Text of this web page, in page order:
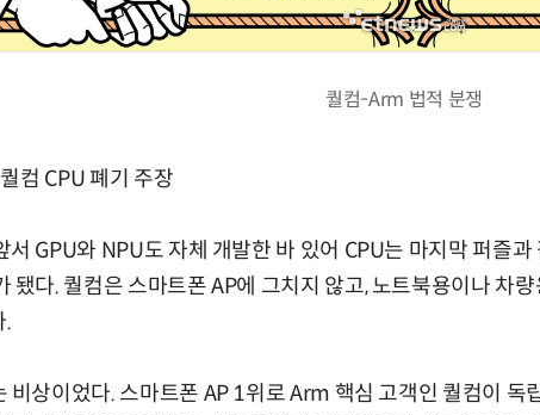
퀄컴-Arm 법적 분쟁
컴 CPU 폐기 주장
서 GPU와 NPU도 자체 개발한 바 있어 CPU는 마지막 퍼즐
됐다. 퀄컴은 스마트폰 AP에 그치지 않고, 노트북용이나 차
.
비상이었다. 스마트폰 AP 1위로 Arm 핵심 고객인 퀄컴이 독